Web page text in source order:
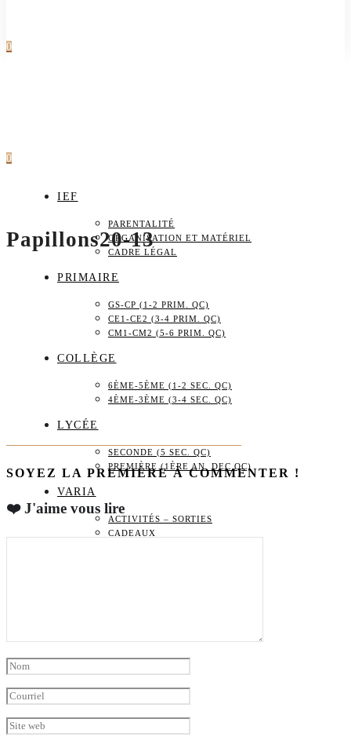
0
0
IEF
PARENTALITÉ
ORGANISATION ET MATÉRIEL
CADRE LÉGAL
PRIMAIRE
GS-CP (1-2 PRIM. QC)
CE1-CE2 (3-4 PRIM. QC)
CM1-CM2 (5-6 PRIM. QC)
COLLÈGE
6ÈME-5ÈME (1-2 SEC. QC)
4ÈME-3ÈME (3-4 SEC. QC)
LYCÉE
SECONDE (5 SEC. QC)
PREMIÈRE (1ÈRE AN. DEC QC)
VARIA
ACTIVITÉS – SORTIES
CADEAUX
Papillons20-13
SOYEZ LA PREMIÈRE À COMMENTER !
❤️ J'aime vous lire